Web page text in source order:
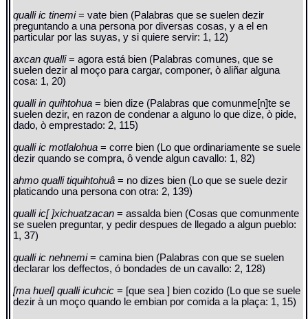
qualli ic tinemi= vate bien (Palabras que se suelen dezir
preguntando a una persona por diversas cosas, y a el en
particular por las suyas, y si quiere servir: 1, 12)
axcan qualli= agora está bien (Palabras comunes, que se
suelen dezir al moço para cargar, componer, ò aliñar alguna
cosa: 1, 20)
qualli in quihtohua= bien dize (Palabras que comunme[n]te se
suelen dezir, en razon de condenar a alguno lo que dize, ò pide,
dado, ò emprestado: 2, 115)
qualli ic motlalohua= corre bien (Lo que ordinariamente se suele
dezir quando se compra, ô vende algun cavallo: 1, 82)
ahmo qualli tiquihtohuâ= no dizes bien (Lo que se suele dezir
platicando una persona con otra: 2, 139)
qualli ic[ ]xichuatzacan= assalda bien (Cosas que comunmente
se suelen preguntar, y pedir despues de llegado a algun pueblo:
1, 37)
qualli ic nehnemi= camina bien (Palabras con que se suelen
declarar los deffectos, ó bondades de un cavallo: 2, 128)
[ma huel] qualli icuhcic= [que sea ] bien cozido (Lo que se suele
dezir à un moço quando le embian por comida a la plaça: 1, 15)